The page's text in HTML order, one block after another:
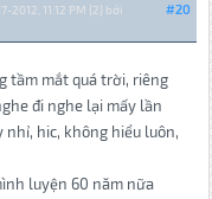
#20
2012, 11:12 PM {2} bởi
tầm mắt quá trời, riêng
đi nghe lại mấy lần
nhỉ, hic, không hiểu luôn,
luyện 60 năm nữa